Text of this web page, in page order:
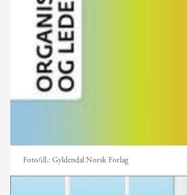
Foto/ill.:Gyldendal Norsk Forlag